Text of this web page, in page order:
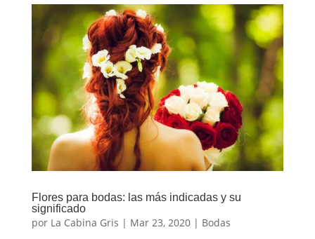
Flores para bodas: las más indicadas y su
significado
por La Cabina Gris | Mar 23, 2020| Bodas